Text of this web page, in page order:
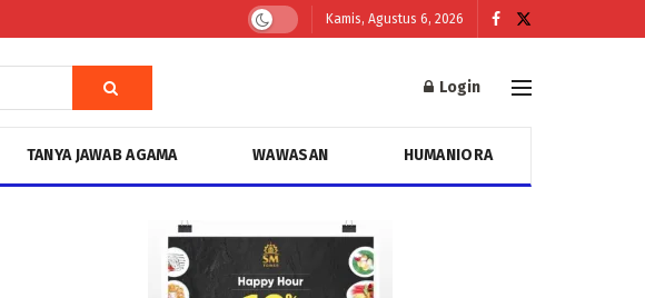
Kamis, Agustus 6, 2026
Login
TANYA JAWAB AGAMA WAWASAN HUMANIORA